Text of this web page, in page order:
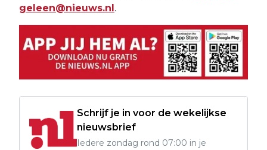
geleen@nieuws.nl.
Schrijf je in voor de wekelijkse
nieuwsbrief
Iedere zondag rond 07:00 in je